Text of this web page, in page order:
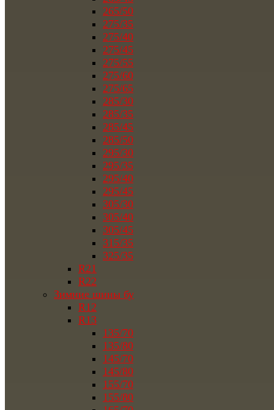
265/50
275/35
275/40
275/45
275/55
275/60
275/65
285/30
285/35
285/45
285/50
295/30
295/35
295/40
295/45
305/30
305/40
305/45
315/35
325/35
R21
R22
Зимние шины бу
R12
R13
135/70
135/80
145/70
145/80
155/70
155/80